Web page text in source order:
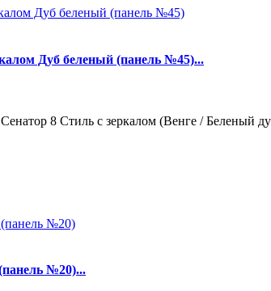
Дуб беленый (панель №45)...
8 Стиль с зеркалом (Венге /
№20)...